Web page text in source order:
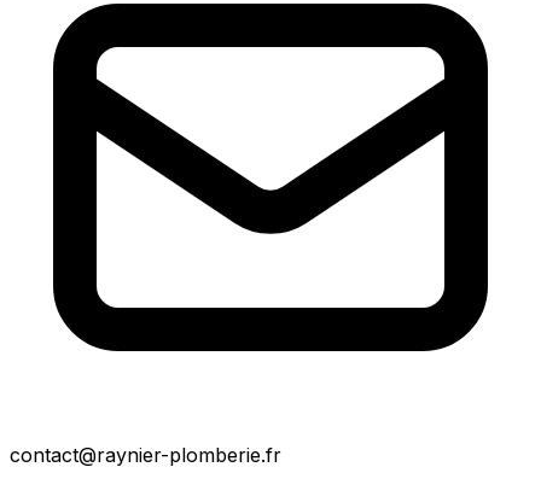
contact@raynier-plomberie.fr